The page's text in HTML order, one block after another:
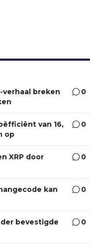
verhaal breken
0
van 16,
op
0
XRP door
0
kan
0
bevestigde
0